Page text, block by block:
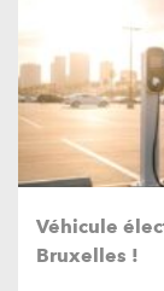
Véhicule
Bruxelles !